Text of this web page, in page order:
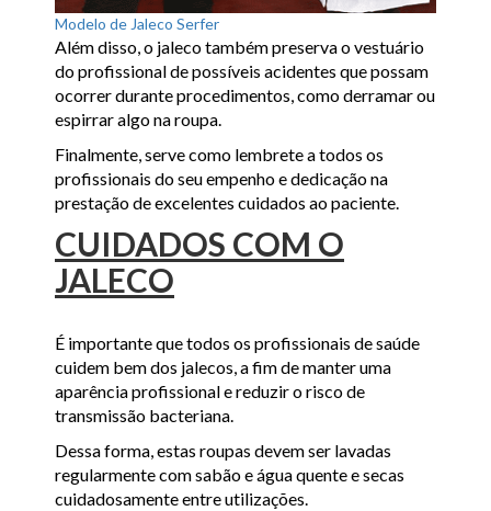
Modelo de Jaleco Serfer
Além disso, o jaleco também preserva o vestuário
do profissional de possíveis acidentes que possam
ocorrer durante procedimentos, como derramar ou
espirrar algo na roupa.
Finalmente, serve como lembrete a todos os
profissionais do seu empenho e dedicação na
prestação de excelentes cuidados ao paciente.
CUIDADOS COM O
JALECO
É importante que todos os profissionais de saúde
cuidem bem dos jalecos, a fim de manter uma
aparência profissional e reduzir o risco de
transmissão bacteriana.
Dessa forma, estas roupas devem ser lavadas
regularmente com sabão e água quente e secas
cuidadosamente entre utilizações.